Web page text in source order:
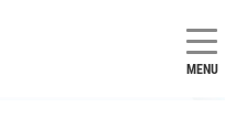
MENU